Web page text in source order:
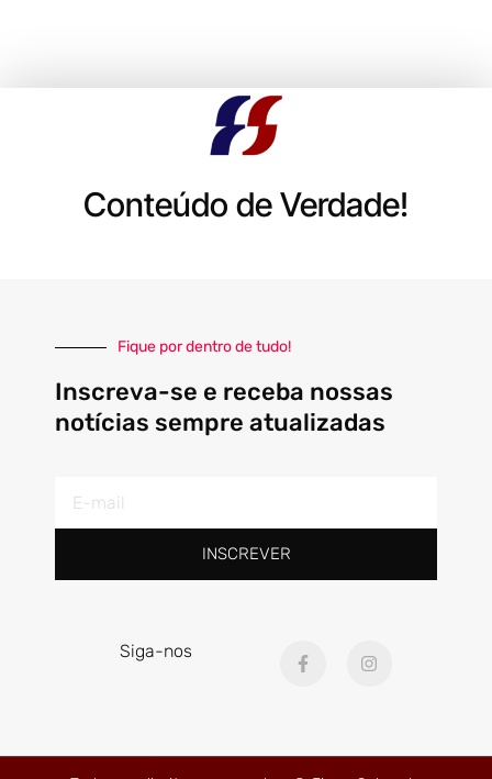
Conteúdo de Verdade!
Fique por dentro de tudo!
Inscreva-se e receba nossas
notícias sempre atualizadas
mail
INSCREVER
Siga-nos
a
o
n
r